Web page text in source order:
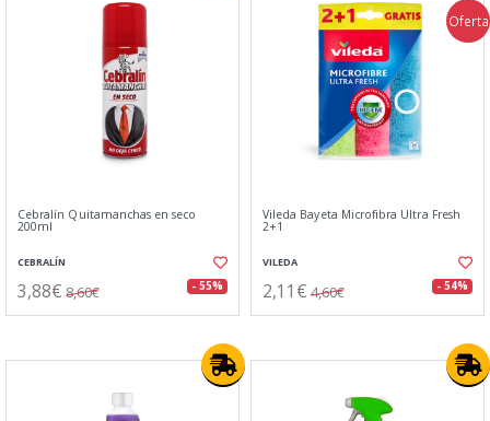
Cebralín Quitamanchas en seco
200ml
CEBRALÍN
3,88€ 8,60€ - 55%
Oferta
Vileda Bayeta Microfibra Ultra Fresh
2+1
VILEDA
2,11€ 4,60€ - 54%